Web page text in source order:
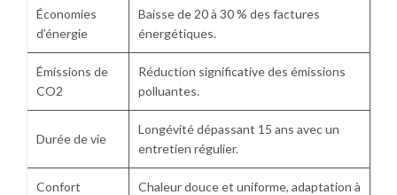
Économies
d’énergie
Baisse de 20 à 30 % des factures
énergétiques.
Émissions de
CO2
Réduction significative des émissions
polluantes.
Durée de vie
Longévité dépassant 15 ans avec un
entretien régulier.
Confort
Chaleur douce et uniforme, adaptation à